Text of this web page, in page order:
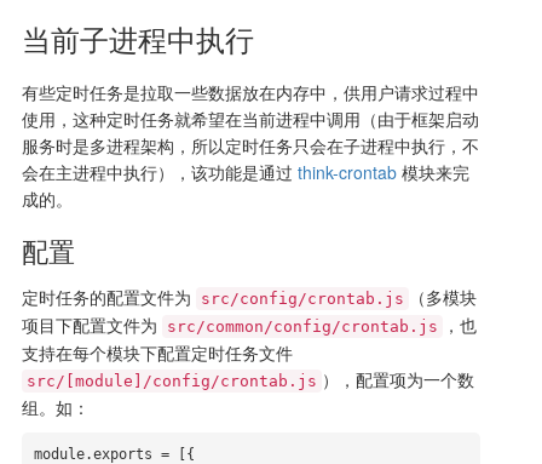
当前子进程中执行
有些定时任务是拉取一些数据放在内存中，供用户请求过程中
使用，这种定时任务就希望在当前进程中调用（由于框架启动
服务时是多进程架构，所以定时任务只会在子进程中执行，不
会在主进程中执行），该功能是通过 think-crontab模块来完
成的。
配置
定时任务的配置文件为 src/config/crontab.js
（多模块
项目下配置文件为
src/common/config/crontab.js
，也
支持在每个模块下配置定时任务文件
src/[module]/config/crontab.js ），配置项为一个数
组。如：
module.exports = [{